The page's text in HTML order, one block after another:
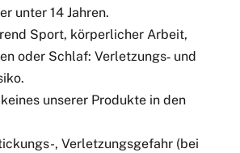
unter 14 Jahren.
Sport, körperlicher Arbeit,
oder Schlaf: Verletzungs‑ und
unserer Produkte in den
, Verletzungsgefahr (bei